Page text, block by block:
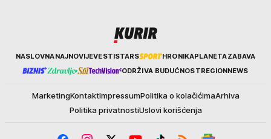
KurirNASLOVNANAJNOVIJEVESTISTARS HRONIKAPLANETAZABAVA
ODRŽIVA BUDUĆNOSTREGIONNEWS
MarketingKontaktImpressumPolitika o kolačićimaArhiva
Politika privatnostiUslovi korišćenja